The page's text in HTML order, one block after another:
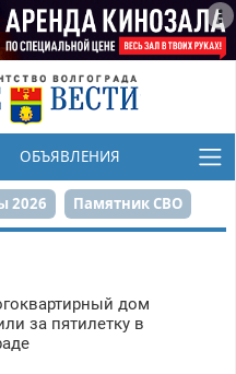
ОБЪЯВЛЕНИЯ
2026 Памятник СВО
Реконструкция ЦПКиО
Героев-летчиков
дом
за пятилетку в